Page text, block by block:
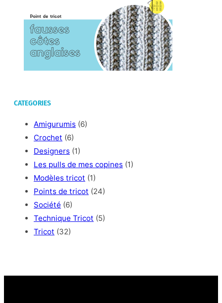
CATEGORIES
Amigurumis (6)
Crochet (6)
Designers (1)
Les pulls de mes copines (1)
Modèles tricot (1)
Points de tricot (24)
Société (6)
Technique Tricot (5)
Tricot (32)